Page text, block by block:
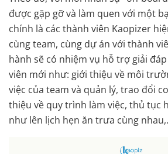
được gặp gỡ và làm quen với một
chính là các thành viên Kaopizer
cùng team, cùng dự án với thành
hành sẽ có nhiệm vụ hỗ trợ giải
viên mới như: giới thiệu về môi
việc của team và quản lý, trao đổi
thiệu về quy trình làm việc, thủ tục
như lên lịch hẹn ăn trưa cùng